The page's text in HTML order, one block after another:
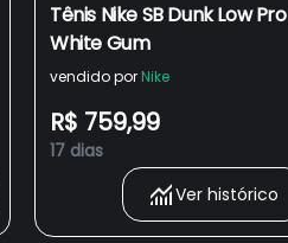
Tênis Nike SB Dunk Low Pro
White Gum
vendido por Nike
R$ 759,99
17 dias
Ver histórico